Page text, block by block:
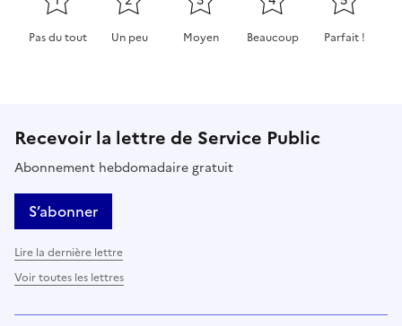
Pas du tout Un peu Moyen Beaucoup Parfait !
Recevoir la lettre de Service Public
Abonnement hebdomadaire gratuit
S’abonner
Lire la dernière lettre
Voir toutes les lettres